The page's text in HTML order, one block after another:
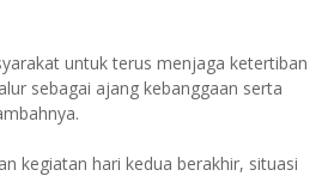
untuk terus menjaga ketertiban
sebagai ajang kebanggaan serta
kegiatan hari kedua berakhir, situasi